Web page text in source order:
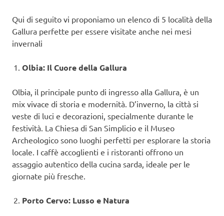
Qui di seguito vi proponiamo un elenco di 5 località della
Gallura perfette per essere visitate anche nei mesi
invernali
Olbia: Il Cuore della Gallura
Olbia, il principale punto di ingresso alla Gallura, è un
mix vivace di storia e modernità. D’inverno, la città si
veste di luci e decorazioni, specialmente durante le
festività. La Chiesa di San Simplicio e il Museo
Archeologico sono luoghi perfetti per esplorare la storia
locale. I caffè accoglienti e i ristoranti offrono un
assaggio autentico della cucina sarda, ideale per le
giornate più fresche.
Porto Cervo: Lusso e Natura